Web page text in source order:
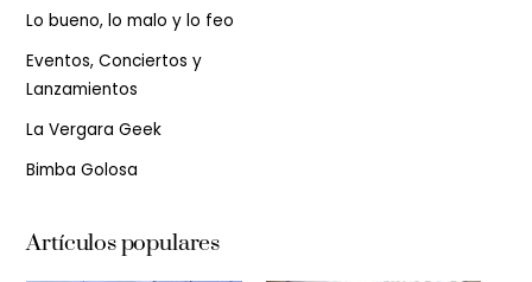
Lo bueno, lo malo y lo feo
Eventos, Conciertos y
Lanzamientos
La Vergara Geek
Bimba Golosa
Artículos populares